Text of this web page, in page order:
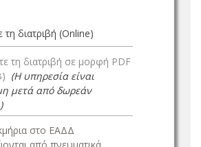
τη διατριβή (Online)
τη διατριβή σε μορφή PDF
(Η υπηρεσία είναι
μετά από δωρεάν
)
στο ΕΑΔΔ